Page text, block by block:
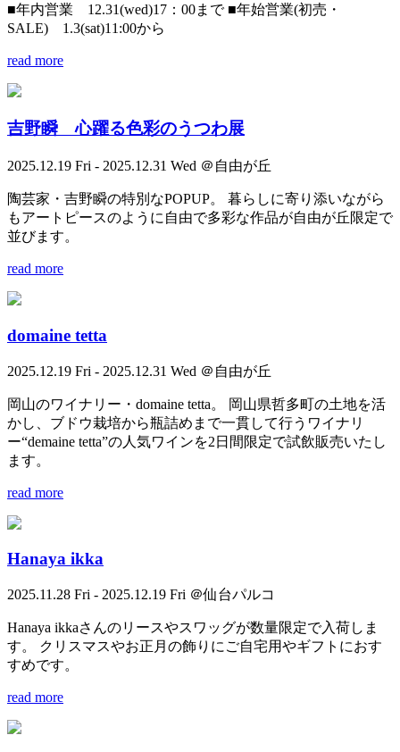
■年内営業 12.31(wed)17：00まで ■年始営業(初売・
SALE) 1.3(sat)11:00から
read more
吉野瞬 心躍る色彩のうつわ展
2025.12.19 Fri - 2025.12.31 Wed ＠自由が丘
陶芸家・吉野瞬の特別なPOPUP。 暮らしに寄り添いながら
もアートピースのように自由で多彩な作品が自由が丘限定で
並びます。
read more
domaine tetta
2025.12.19 Fri - 2025.12.31 Wed ＠自由が丘
岡山のワイナリー・domaine tetta。 岡山県哲多町の土地を活
かし、ブドウ栽培から瓶詰めまで一貫して行うワイナリ
ー“demaine tetta”の人気ワインを2日間限定で試飲販売いたし
ます。
read more
Hanaya ikka
2025.11.28 Fri - 2025.12.19 Fri ＠仙台パルコ
Hanaya ikkaさんのリースやスワッグが数量限定で入荷しま
す。 クリスマスやお正月の飾りにご自宅用やギフトにおす
すめです。
read more